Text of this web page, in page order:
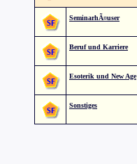
SeminarhÃ¤user
Beruf und Karriere
Esoterik und New Age
Sonstiges